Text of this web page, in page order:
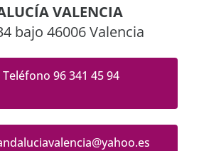
VALENCIA
bajo 46006 Valencia
Teléfono 96 341 45 94
luciavalencia@yahoo.es